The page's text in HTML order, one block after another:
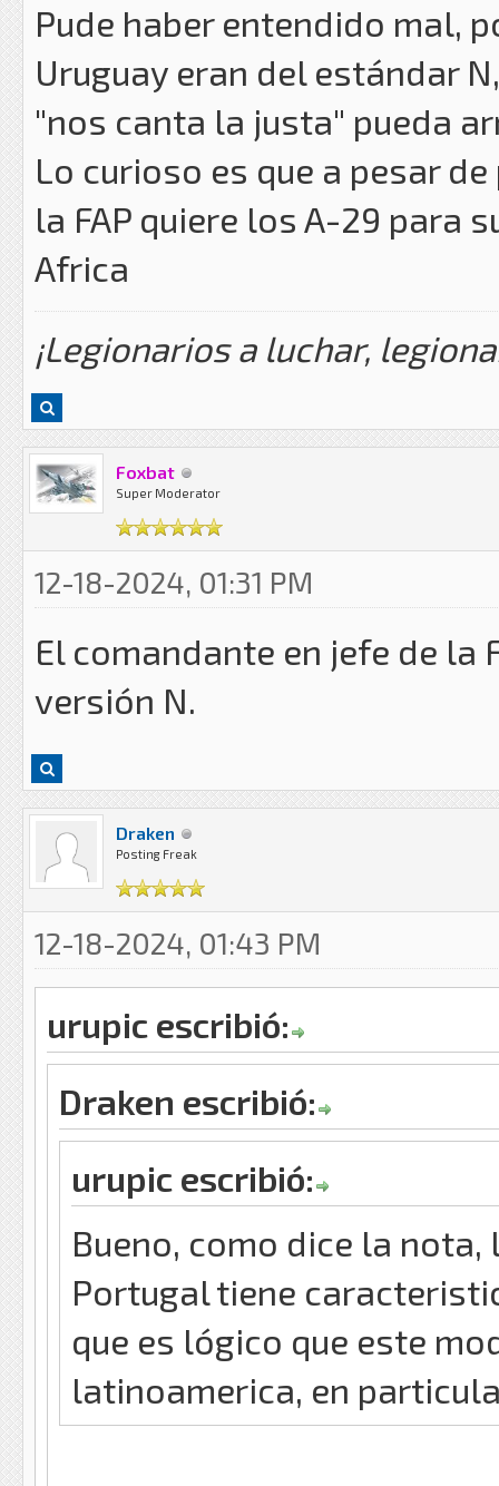
Pude haber entendido mal,
Uruguay eran del estándar
"nos canta la justa" pueda
Lo curioso es que a pesar
la FAP quiere los A-29 para
Africa
¡Legionarios a luchar,
Foxbat
Super Moderator
12-18-2024, 01:31 PM
El comandante en jefe de la
versión N.
Draken
Posting Freak
12-18-2024, 01:43 PM
urupic escribió:
Draken escribió:
urupic escribió:
Bueno, como dice la
Portugal tiene
que es lógico que este
latinoamerica, en